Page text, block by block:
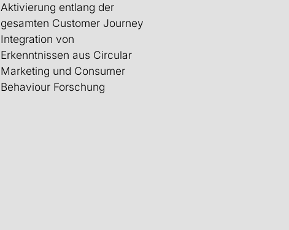
Aktivierung entlang der
gesamten Customer Journey
Integration von
Erkenntnissen aus Circular
Marketing und Consumer
Behaviour Forschung